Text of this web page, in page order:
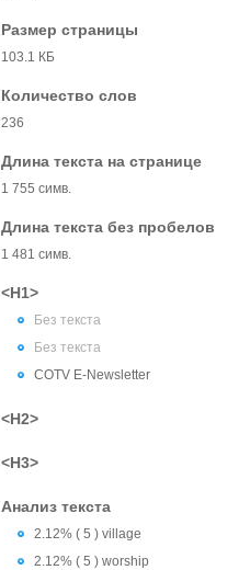
Размер страницы
103.1 КБ
Количество слов
236
Длина текста на странице
1 755 симв.
Длина текста без пробелов
1 481 симв.
<H1>
Без текста
Без текста
COTV E-Newsletter
<H2>
<H3>
Анализ текста
2.12% ( 5 ) village
2.12% ( 5 ) worship